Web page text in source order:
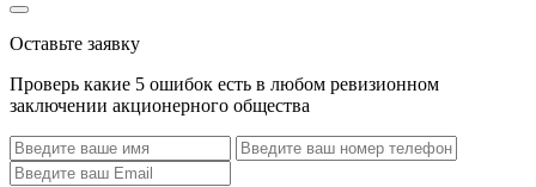
Оставьте заявку
Проверь какие 5 ошибок есть в любом ревизионном
заключении акционерного общества